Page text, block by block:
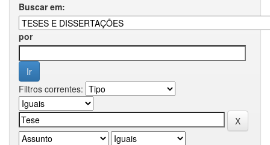
Buscar em:
por
Filtros correntes: